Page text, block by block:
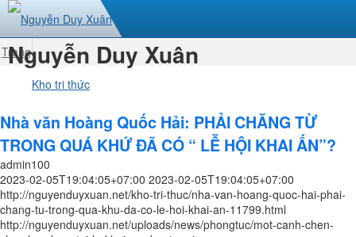
Nguyễn Duy Xuân
Trang
Kho tri thức
Nhà văn Hoàng Quốc Hải: PHẢI CHĂNG TỪ
TRONG QUÁ KHỨ ĐÃ CÓ “ LỄ HỘI KHAI ẤN”?
admin100
2023-02-05T19:04:05+07:00 2023-02-05T19:04:05+07:00
http://nguyenduyxuan.net/kho-tri-thuc/nha-van-hoang-quoc-hai-phai-
chang-tu-trong-qua-khu-da-co-le-hoi-khai-an-11799.html
http://nguyenduyxuan.net/uploads/news/phongtuc/mot-canh-chen-